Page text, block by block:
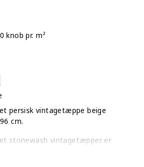
knob pr. m²
persisk vintagetæppe beige
cm.
stonewash vintagetæpper er
populære og eftersøgte
og forbrugere. Stonewash